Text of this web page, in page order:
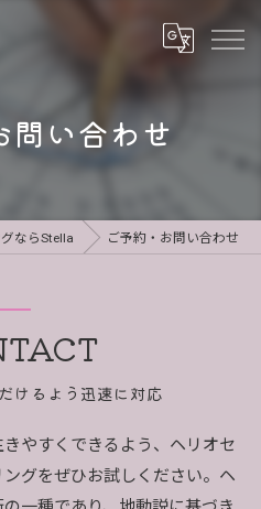
問い合わせ
ならStella ご予約・お問い合わせ
けるよう迅速に対応
やすくできるよう、ヘリオセ
グをぜひお試しください。ヘ